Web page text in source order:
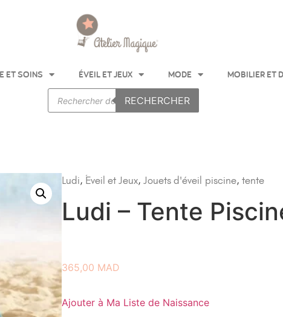
ET SOINS ÉVEIL ET JEUX MODE MOBILIER ET
RECHERCHER
Ludi, Éveil et Jeux, Jouets d'éveil piscine, tente
Ludi – Tente
365,00 MAD
Ajouter à Ma Liste de Naissance